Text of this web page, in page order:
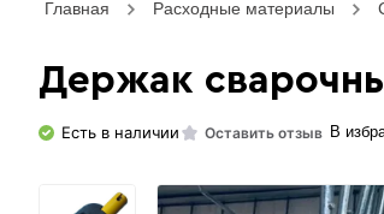
Главная Расходные материалы
Держак
Есть в наличии Оставить отзыв В